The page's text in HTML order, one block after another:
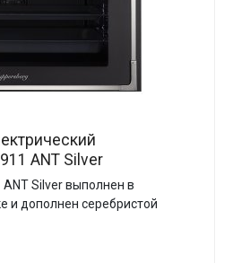
911 ANT Silver
Silver выполнен в
и дополнен серебристой